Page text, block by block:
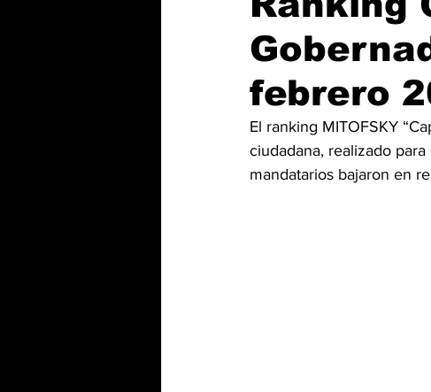
febrero
El ranking MITOFSKY
ciudadana, realizado para
mandatarios bajaron en